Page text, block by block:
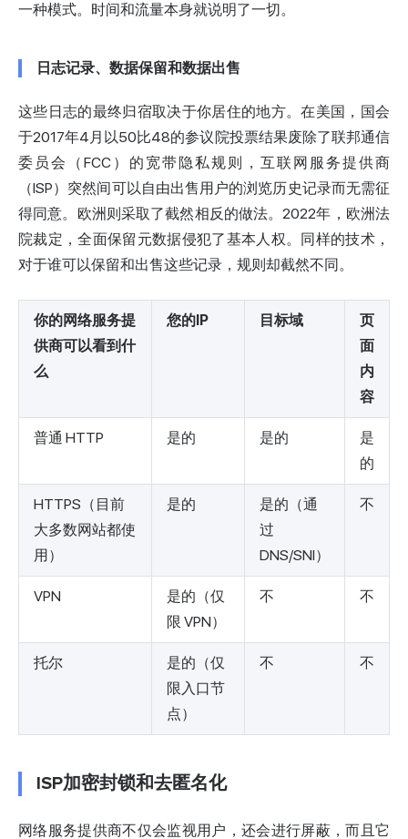
一种模式。时间和流量本身就说明了一切。
日志记录、数据保留和数据出售
这些日志的最终归宿取决于你居住的地方。在美国，国会
于2017年4月以50比48的参议院投票结果废除了联邦通信
委员会（FCC）的宽带隐私规则
，互联网服务提供商
（ISP）突然间可以自由出售用户的浏览历史记录而无需征
得同意。欧洲则采取了截然相反的做法。2022年，欧洲法
院裁定，全面保留元数据侵犯了基本人权。同样的技术，
对于谁可以保留和出售这些记录，规则却截然不同。
你的网络服务提
供商可以看到什
么
您的IP 目标域
页
面
内
容
普通 HTTP 是的 是的
是
的
HTTPS（目前
大多数网站都使
用）
是的
是的（通
过
DNS/SNI）
不
VPN
是的（仅
限 VPN）
不 不
托尔
是的（仅
限入口节
点）
不 不
ISP加密封锁和去匿名化
网络服务提供商不仅会监视用户，还会进行屏蔽，而且它